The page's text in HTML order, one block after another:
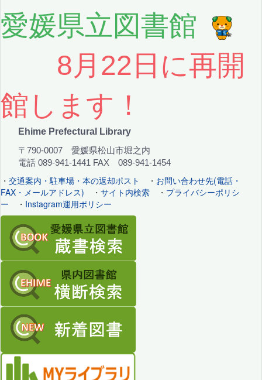
愛媛県立図書館
8月22日に再開
館します！
Ehime Prefectural Library
〒790-0007 愛媛県松山市堀之内
電話 089-941-1441 FAX 089-941-1454
・ 交通案内・駐車場・本の返却ポスト ・ お問い合わせ先(電話・
FAX・メールアドレス) ・ サイト内検索 ・ プライバシーポリシ
ー ・ Instagram運用ポリシー